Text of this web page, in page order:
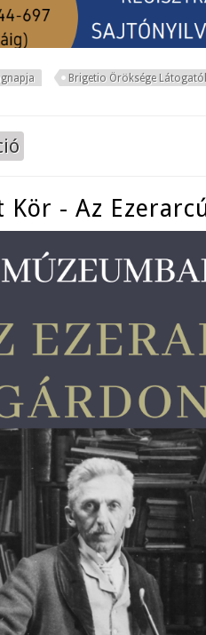
Brigetio Öröksége
Kör - Az